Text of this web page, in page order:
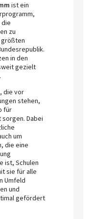
ist ein
zu
in den
gezielt
die vor
stehen,
für
Dabei
um
die eine
ist, Schulen
sie für alle
Umfeld
und
gefördert